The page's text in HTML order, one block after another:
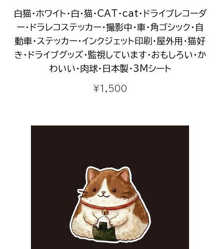
白猫・ホワイト・白・猫・CAT・cat・ドライブレコーダ
ー・ドラレコステッカー・撮影中・車・角ゴシック・自
動車・ステッカー・インクジェット印刷・屋外用・猫好
き・ドライブグッズ・監視しています・おもしろい・か
わいい・肉球・日本製・3Mシート
¥1,500